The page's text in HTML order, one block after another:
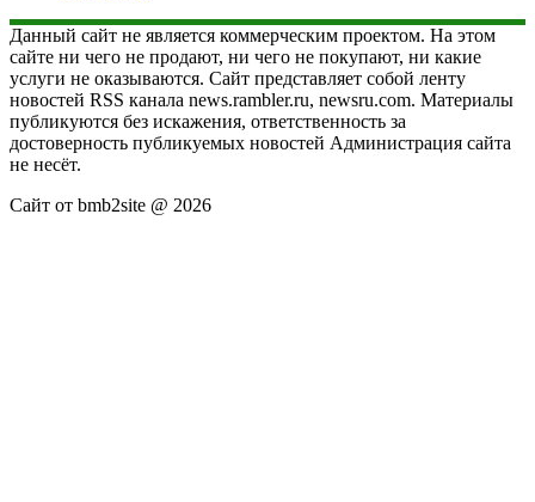
Данный сайт не является коммерческим проектом. На этом
сайте ни чего не продают, ни чего не покупают, ни какие
услуги не оказываются. Сайт представляет собой ленту
новостей RSS канала news.rambler.ru, newsru.com. Материалы
публикуются без искажения, ответственность за
достоверность публикуемых новостей Администрация сайта
не несёт.
Сайт от bmb2site @ 2026